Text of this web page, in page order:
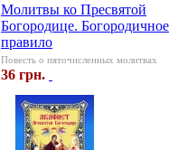
Молитвы ко Пресвятой
Богородице. Богородичное
правило
Повесть о пяточисленных молитвах
36 грн.